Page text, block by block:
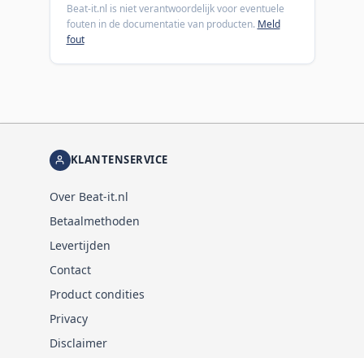
Beat-it.nl is niet verantwoordelijk voor eventuele
fouten in de documentatie van producten. Meld
fout
KLANTENSERVICE
Over Beat-it.nl
Betaalmethoden
Levertijden
Contact
Product condities
Privacy
Disclaimer